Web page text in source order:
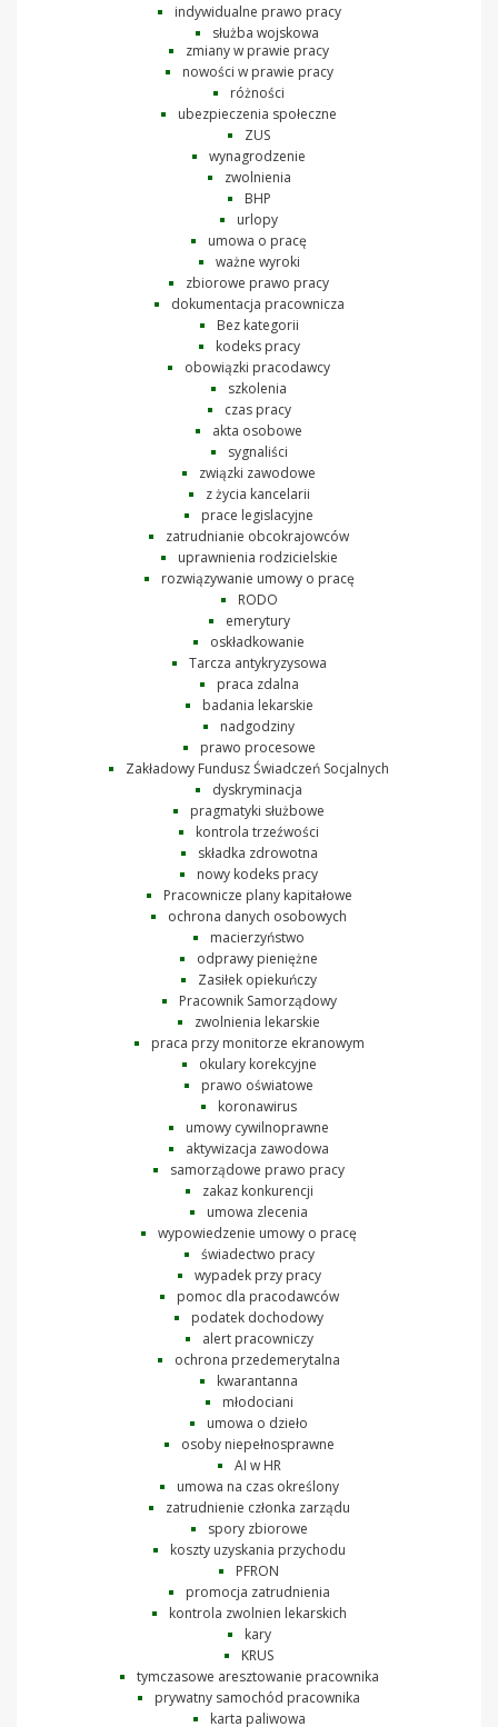
indywidualne prawo pracy
służba wojskowa
zmiany w prawie pracy
nowości w prawie pracy
różności
ubezpieczenia społeczne
ZUS
wynagrodzenie
zwolnienia
BHP
urlopy
umowa o pracę
ważne wyroki
zbiorowe prawo pracy
dokumentacja pracownicza
Bez kategorii
kodeks pracy
obowiązki pracodawcy
szkolenia
czas pracy
akta osobowe
sygnaliści
związki zawodowe
z życia kancelarii
prace legislacyjne
zatrudnianie obcokrajowców
uprawnienia rodzicielskie
rozwiązywanie umowy o pracę
RODO
emerytury
oskładkowanie
Tarcza antykryzysowa
praca zdalna
badania lekarskie
nadgodziny
prawo procesowe
Zakładowy Fundusz Świadczeń Socjalnych
dyskryminacja
pragmatyki służbowe
kontrola trzeźwości
składka zdrowotna
nowy kodeks pracy
Pracownicze plany kapitałowe
ochrona danych osobowych
macierzyństwo
odprawy pieniężne
Zasiłek opiekuńczy
Pracownik Samorządowy
zwolnienia lekarskie
praca przy monitorze ekranowym
okulary korekcyjne
prawo oświatowe
koronawirus
umowy cywilnoprawne
aktywizacja zawodowa
samorządowe prawo pracy
zakaz konkurencji
umowa zlecenia
wypowiedzenie umowy o pracę
świadectwo pracy
wypadek przy pracy
pomoc dla pracodawców
podatek dochodowy
alert pracowniczy
ochrona przedemerytalna
kwarantanna
młodociani
umowa o dzieło
osoby niepełnosprawne
AI w HR
umowa na czas określony
zatrudnienie członka zarządu
spory zbiorowe
koszty uzyskania przychodu
PFRON
promocja zatrudnienia
kontrola zwolnien lekarskich
kary
KRUS
tymczasowe aresztowanie pracownika
prywatny samochód pracownika
karta paliwowa